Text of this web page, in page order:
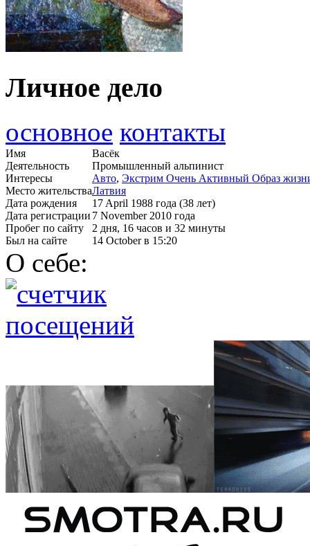
Личное дело
основное контакты
Имя
Васёк
Деятельность
Промышленный альпинист
Интересы
Авто, Экстрим Очень Активный Образ
Место жительстваЛатвия
Дата рождения
17 April 1988 года (38 лет)
Дата регистрации 7 November 2010 года
Пробег по сайту
2 дня, 16 часов и 32 минуты
Был на сайте
14 October в 15:20
О себе: